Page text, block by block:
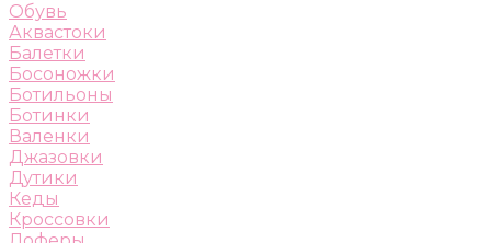
Обувь
Аквастоки
Балетки
Босоножки
Ботильоны
Ботинки
Валенки
Джазовки
Дутики
Кеды
Кроссовки